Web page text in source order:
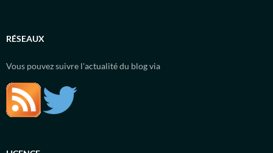
RÉSEAUX
Vous pouvez suivre l'actualité du blog via